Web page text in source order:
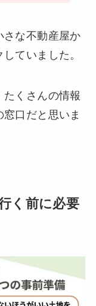
さな不動産屋か
ていました。
くさんの情報
口だと思いま
く前に必要